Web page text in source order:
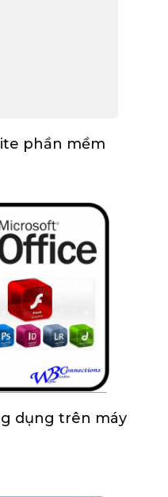
phần mềm
dụng trên máy